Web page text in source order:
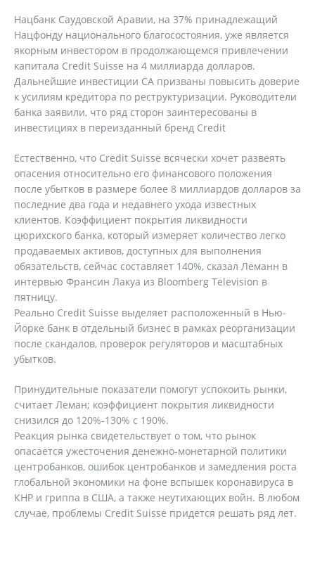
Нацбанк Саудовской Аравии, на 37% принадлежащий
Нацфонду национального благосостояния, уже является
якорным инвестором в продолжающемся привлечении
капитала Credit Suisse на 4 миллиарда долларов.
Дальнейшие инвестиции СА призваны повысить доверие
к усилиям кредитора по реструктуризации. Руководители
банка заявили, что ряд сторон заинтересованы в
инвестициях в переизданный бренд Credit
Естественно, что Credit Suisse всячески хочет развеять
опасения относительно его финансового положения
после убытков в размере более 8 миллиардов долларов за
последние два года и недавнего ухода известных
клиентов. Коэффициент покрытия ликвидности
цюрихского банка, который измеряет количество легко
продаваемых активов, доступных для выполнения
обязательств, сейчас составляет 140%, сказал Леманн в
интервью Франсин Лакуа из Bloomberg Television в
пятницу.
Реально Credit Suisse выделяет расположенный в Нью-
Йорке банк в отдельный бизнес в рамках реорганизации
после скандалов, проверок регуляторов и масштабных
убытков.
Принудительные показатели помогут успокоить рынки,
считает Леман; коэффициент покрытия ликвидности
снизился до 120%-130% с 190%.
Реакция рынка свидетельствует о том, что рынок
опасается ужесточения денежно-монетарной политики
центробанков, ошибок центробанков и замедления роста
глобальной экономики на фоне вспышек коронавируса в
КНР и гриппа в США, а также неутихающих войн. В любом
случае, проблемы Credit Suisse придется решать ряд лет.